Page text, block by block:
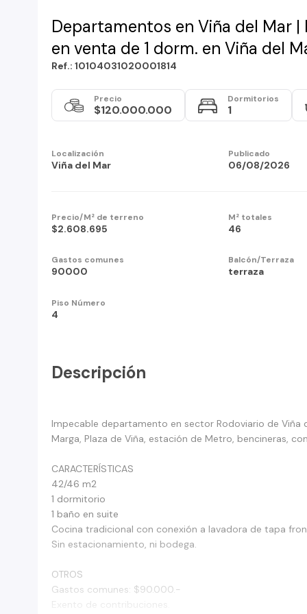
Departamentos en Viña del Mar
en venta de 1 dorm. en Viña del
Ref.: 10104031020001814
Precio
$120.000.000
Dormitorios
1
Localización
Viña del Mar
Publicado
06/08/2026
Precio/M² de terreno
$2.608.695
M² totales
46
Gastos comunes
90000
Balcón/Terraza
terraza
Piso Número
4
Descripción
Impecable departamento en sector Rodoviario de Viña
Marga, Plaza de Viña, estación de Metro, bencineras,
CARACTERÍSTICAS
42/46 m2
1 dormitorio
1 baño en suite
Cocina tradicional con conexión a lavadora de tapa
Sin estacionamiento, ni bodega.
OTROS
Gastos comunes: $90.000.-